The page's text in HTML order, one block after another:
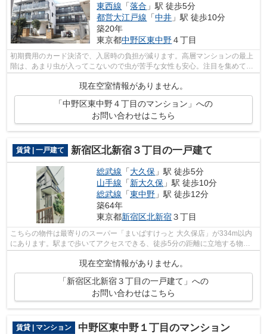
東西線 「落合 」駅 徒歩5分
都営大江戸線 「中井 」駅 徒歩10分
築20年
東京都中野区東中野４丁目
初期費用のカード決済で、入居時の負担が減ります。高層マンションの最上
階は、あまり虫が入ってこないので虫が苦手な女性も安心。注目を集めてい
現在空室情報がありません。
「中野区東中野４丁目のマンション」への
お問い合わせはこちら
賃貸 | 一戸建て 新宿区北新宿３丁目の一戸建て
総武線 「大久保 」駅 徒歩5分
山手線 「新大久保 」駅 徒歩10分
総武線 「東中野 」駅 徒歩12分
築64年
東京都新宿区北新宿３丁目
こちらの物件は最寄りのスーパー「まいばすけっと 大久保店」が334m以内
にあります。駅まで歩いてアクセスできる、徒歩5分の距離に立地する物件
現在空室情報がありません。
「新宿区北新宿３丁目の一戸建て」への
お問い合わせはこちら
賃貸 | マンション 中野区東中野１丁目のマンション